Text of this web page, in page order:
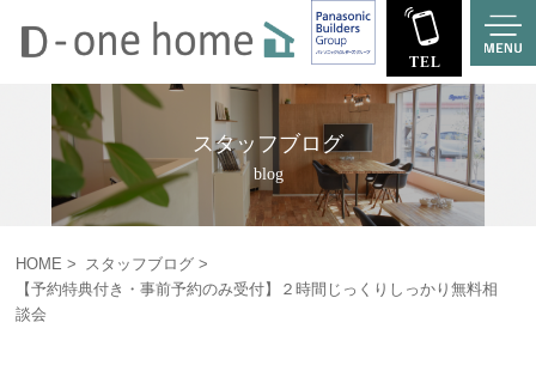
スタッフブログ
blog
HOME
スタッフブログ
【予約特典付き・事前予約のみ受付】２時間じっくりしっかり無料相
談会